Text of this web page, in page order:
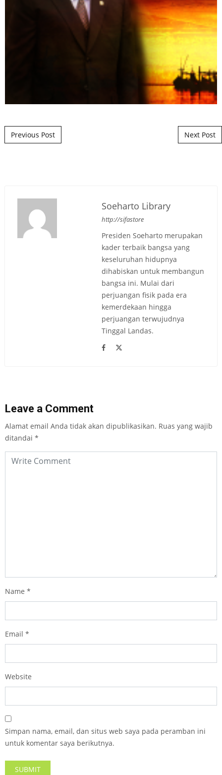
Post navigation
Previous Post Next Post
Soeharto Library
http://sifastore
Presiden Soeharto merupakan
kader terbaik bangsa yang
keseluruhan hidupnya
dihabiskan untuk membangun
bangsa ini. Mulai dari
perjuangan fisik pada era
kemerdekaan hingga
perjuangan terwujudnya
Tinggal Landas.
Leave a Comment
Alamat email Anda tidak akan dipublikasikan. Ruas yang wajib
ditandai *
Name *
Email *
Website
Simpan nama, email, dan situs web saya pada peramban ini
untuk komentar saya berikutnya.